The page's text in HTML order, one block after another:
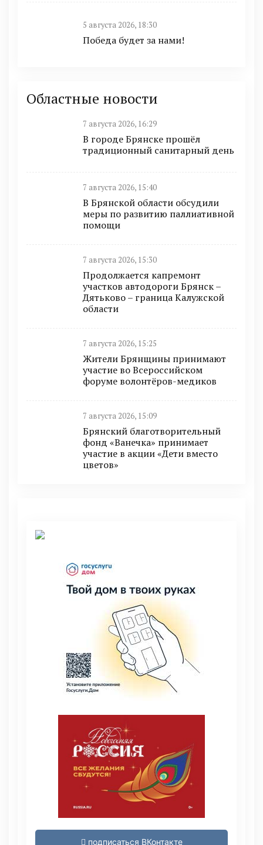
5 августа 2026, 18:30
Победа будет за нами!
Областные новости
7 августа 2026, 16:29
В городе Брянске прошёл
традиционный санитарный день
7 августа 2026, 15:40
В Брянской области обсудили
меры по развитию паллиативной
помощи
7 августа 2026, 15:30
Продолжается капремонт
участков автодороги Брянск –
Дятьково – граница Калужской
области
7 августа 2026, 15:25
Жители Брянщины принимают
участие во Всероссийском
форуме волонтёров-медиков
7 августа 2026, 15:09
Брянский благотворительный
фонд «Ванечка» принимает
участие в акции «Дети вместо
цветов»
подписаться ВКонтакте